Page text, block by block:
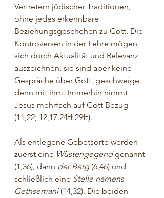
Vertretern jüdischer Traditionen,
ohne jedes erkennbare
Beziehungsgeschehen zu Gott. Die
Kontroversen in der Lehre mögen
sich durch Aktualität und Relevanz
auszeichnen, sie sind aber keine
Gespräche über Gott, geschweige
denn mit ihm. Immerhin nimmt
Jesus mehrfach auf Gott Bezug
(11,22; 12,17.24ff.29ff).
Als entlegene Gebetsorte werden
zuerst eine Wüstengegend genannt
(1,36), dann der Berg (6,46) und
schließlich eine Stelle namens
Gethsemani (14,32). Die beiden